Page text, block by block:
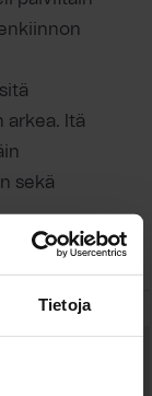
Tietoja
arkea. Itä
sekä